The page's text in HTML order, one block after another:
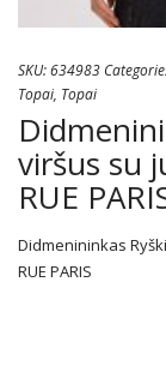
SKU:634983
Topai, Topai
viršus su
RUE
Didmenininkas
RUE PARIS